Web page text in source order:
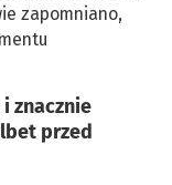
zapomniano,
znacznie
przed